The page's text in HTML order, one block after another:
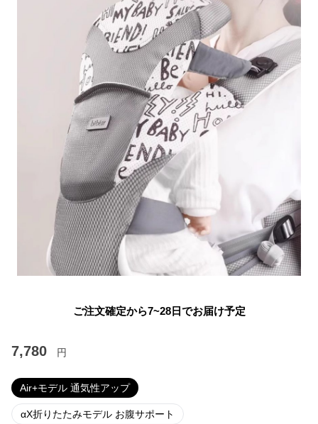
ご注文確定から7~28日でお届け予定
7,780 円
Air+モデル 通気性アップ
αX折りたたみモデル お腹サポート